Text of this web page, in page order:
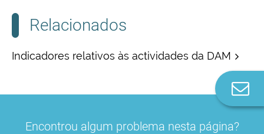
Relacionados
Indicadores relativos às actividades da DAM
Encontrou algum problema nesta página?